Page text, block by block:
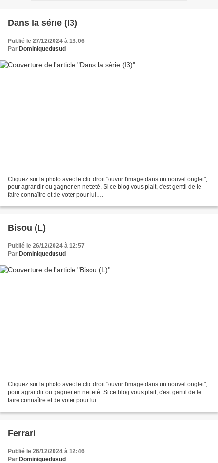
Dans la série (I3)
Publié le 27/12/2024 à 13:06
Par Dominiquedusud
Cliquez sur la photo avec le clic droit "ouvrir l'image dans un nouvel onglet",
pour agrandir ou gagner en netteté. Si ce blog vous plait, c'est gentil de le
faire connaître et de voter pour lui.
Bisou (L)
Publié le 26/12/2024 à 12:57
Par Dominiquedusud
Cliquez sur la photo avec le clic droit "ouvrir l'image dans un nouvel onglet",
pour agrandir ou gagner en netteté. Si ce blog vous plait, c'est gentil de le
faire connaître et de voter pour lui.
Ferrari
Publié le 26/12/2024 à 12:46
Par Dominiquedusud